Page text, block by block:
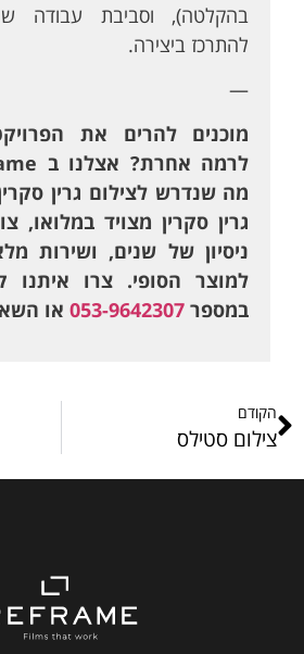
בהקלטה), וסביבת עבודה
להתרכז ביצירה.
—
מוכנים להרים את
לרמה אחרת? אצלנו ב
מה שנדרש לצילום גרין
גרין סקרין מצויד במלואו,
ניסיון של שנים, ושירות
למוצר הסופי. צרו איתנו
במספר 053-9642307או
הקודם
צילום סטילס